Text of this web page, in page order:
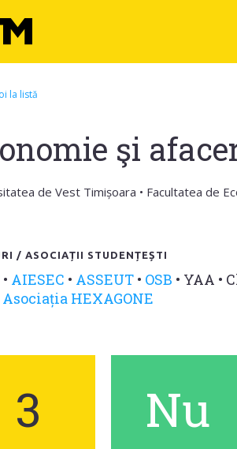
la listă
şi
de Vest Timișoara • Facultatea de
/ ASOCIAȚII STUDENȚEȘTI
• AIESEC • ASSEUT • OSB • YAA •
Asociația HEXAGONE
3 Nu